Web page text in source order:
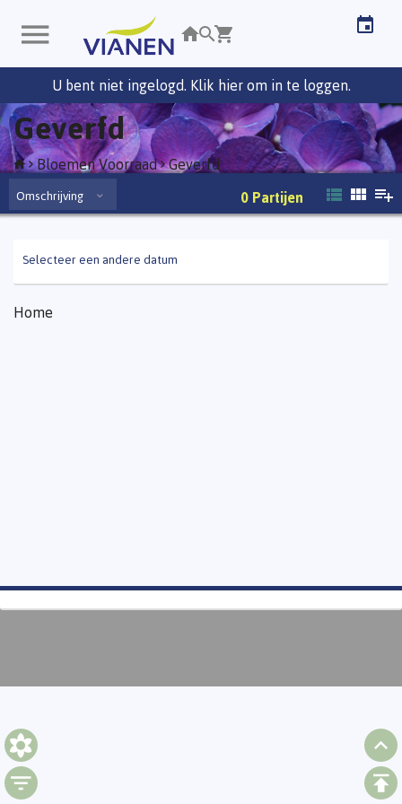
U bent niet ingelogd. Klik hier om in te loggen.
Geverfd
Bloemen Voorraad Geverfd
Omschrijving 0 Partijen
Selecteer een andere datum
Home